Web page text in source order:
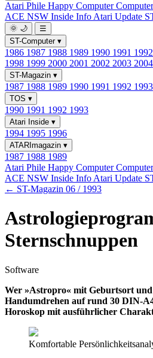
Atari Phile Happy Computer
ACE NSW Inside Info Atari Update
🌞 🌙
☰
ST-Computer ▾
1986 1987 1988 1989 1990 1991 1992
1998 1999 2000 2001 2002 2003 2004
ST-Magazin ▾
1987 1988 1989 1990 1991 1992 1993
TOS ▾
1990 1991 1992 1993
Atari Inside ▾
1994 1995 1996
ATARImagazin ▾
1987 1988 1989
Atari Phile Happy Computer
ACE NSW Inside Info Atari Update
← ST-Magazin 06 / 1993
Sternschnuppen
Software
Wer »Astropro« mit Geburtsort
Handumdrehen auf rund 30 DIN-
Horoskop mit ausführlicher
Komfortable